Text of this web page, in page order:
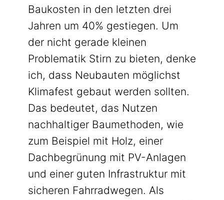
Baukosten in den letzten drei
Jahren um 40% gestiegen. Um
der nicht gerade kleinen
Problematik Stirn zu bieten, denke
ich, dass Neubauten möglichst
Klimafest gebaut werden sollten.
Das bedeutet, das Nutzen
nachhaltiger Baumethoden, wie
zum Beispiel mit Holz, einer
Dachbegrünung mit PV-Anlagen
und einer guten Infrastruktur mit
sicheren Fahrradwegen. Als